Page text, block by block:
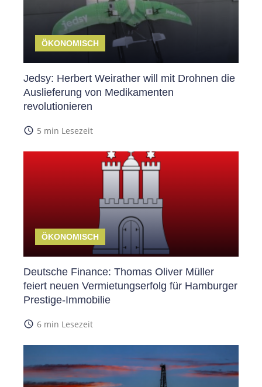
ÖKONOMISCH
Jedsy: Herbert Weirather will mit Drohnen die
Auslieferung von Medikamenten
revolutionieren
access_time 5 min Lesezeit
ÖKONOMISCH
Deutsche Finance: Thomas Oliver Müller
feiert neuen Vermietungserfolg für Hamburger
Prestige-Immobilie
access_time 6 min Lesezeit